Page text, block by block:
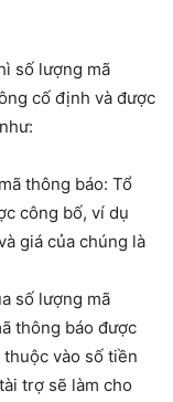
số lượng mã
cố định và được
thông báo: Tổ
công bố, ví dụ
giá của chúng là
số lượng mã
thông báo được
vào số tiền
trợ sẽ làm cho